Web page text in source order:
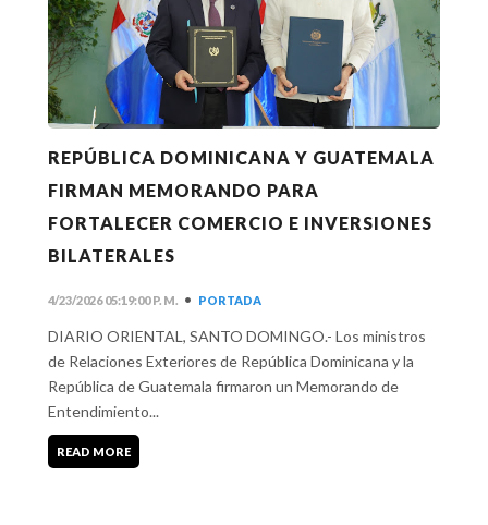
REPÚBLICA DOMINICANA Y GUATEMALA
FIRMAN MEMORANDO PARA
FORTALECER COMERCIO E INVERSIONES
BILATERALES
4/23/2026 05:19:00 P. M. • PORTADA
DIARIO ORIENTAL, SANTO DOMINGO.- Los ministros
de Relaciones Exteriores de República Dominicana y la
República de Guatemala firmaron un Memorando de
Entendimiento...
READ MORE